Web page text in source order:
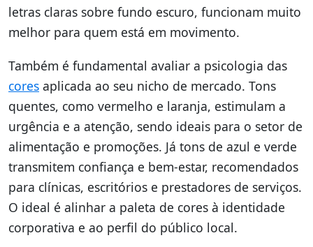
letras claras sobre fundo escuro, funcionam muito
melhor para quem está em movimento.
Também é fundamental avaliar a psicologia das
cores aplicada ao seu nicho de mercado. Tons
quentes, como vermelho e laranja, estimulam a
urgência e a atenção, sendo ideais para o setor de
alimentação e promoções. Já tons de azul e verde
transmitem confiança e bem-estar, recomendados
para clínicas, escritórios e prestadores de serviços.
O ideal é alinhar a paleta de cores à identidade
corporativa e ao perfil do público local.